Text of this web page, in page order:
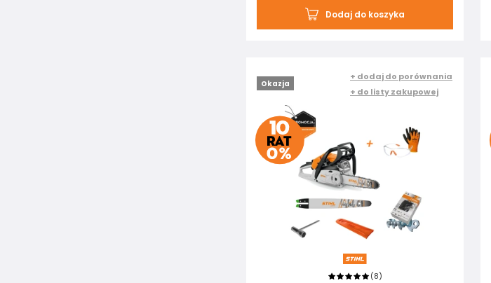
Dodaj do koszyka
Okazja
+ dodaj do porównania
+ do listy zakupowej
(8)